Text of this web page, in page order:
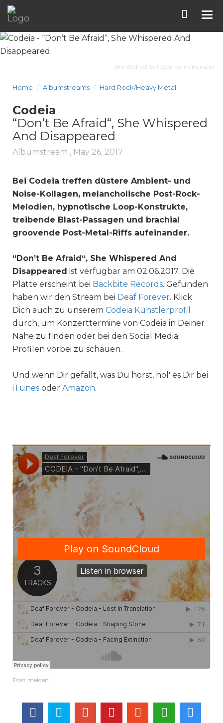
Alle Bildrechte liegen beim Künstler
Home Albumstreams Hard Rock/Heavy Metal
Codeia
“Don’t Be Afraid“, She Whispered
And Disappeared
Albumstream , May 26, 2017
Bei Codeia treffen düstere Ambient- und
Noise-Kollagen, melancholische Post-Rock-
Melodien, hypnotische Loop-Konstrukte,
treibende Blast-Passagen und brachial
groovende Post-Metal-Riffs aufeinander.
“Don’t Be Afraid“, She Whispered And
Disappeared ist verfügbar am 02.06.2017. Die
Platte erscheint bei Backbite Records. Gefunden
haben wir den Stream bei Deaf Forever. Klick
Dich auch zu unserem Codeia Künstlerprofil
durch, um Konzerttermine von Codeia in Deiner
Nähe zu finden oder bei den Social Media
Profilen vorbei zu schauen.
Und wenn Dir gefällt, was Du hörst, hol' es Dir bei
iTunes oder Amazon.